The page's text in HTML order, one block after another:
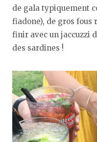
de gala typiquement
fiadone), de gros fous
finir avec un jaccuzzi
des sardines !